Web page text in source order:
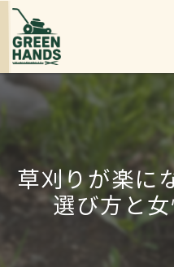
草刈りが楽に
選び方と